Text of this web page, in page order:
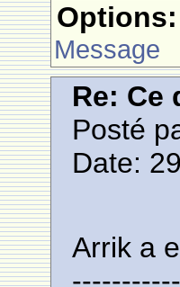
Options:
Message
Re: Ce
Posté
Date:
Arrik a